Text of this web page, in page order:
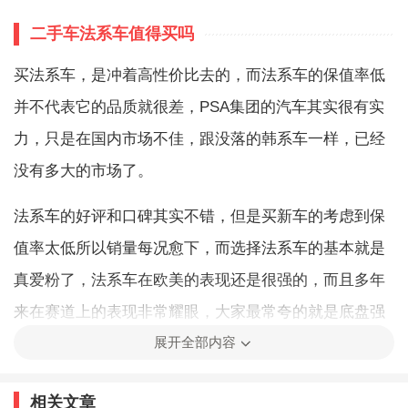
二手车法系车值得买吗
买法系车，是冲着高性价比去的，而法系车的保值率低
并不代表它的品质就很差，PSA集团的汽车其实很有实
力，只是在国内市场不佳，跟没落的韩系车一样，已经
没有多大的市场了。
法系车的好评和口碑其实不错，但是买新车的考虑到保
值率太低所以销量每况愈下，而选择法系车的基本就是
真爱粉了，法系车在欧美的表现还是很强的，而且多年
来在赛道上的表现非常耀眼，大家最常夸的就是底盘强
大，底盘其实只是它稍微优秀一些，发动机和变速箱也
展开全部内容
相关文章